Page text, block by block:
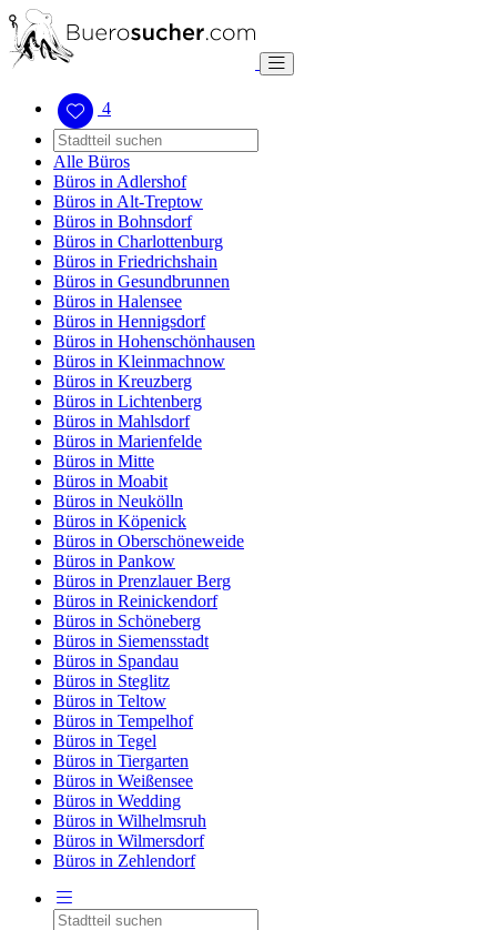
4
Alle Büros
Büros in Adlershof
Büros in Alt-Treptow
Büros in Bohnsdorf
Büros in Charlottenburg
Büros in Friedrichshain
Büros in Gesundbrunnen
Büros in Halensee
Büros in Hennigsdorf
Büros in Hohenschönhausen
Büros in Kleinmachnow
Büros in Kreuzberg
Büros in Lichtenberg
Büros in Mahlsdorf
Büros in Marienfelde
Büros in Mitte
Büros in Moabit
Büros in Neukölln
Büros in Köpenick
Büros in Oberschöneweide
Büros in Pankow
Büros in Prenzlauer Berg
Büros in Reinickendorf
Büros in Schöneberg
Büros in Siemensstadt
Büros in Spandau
Büros in Steglitz
Büros in Teltow
Büros in Tempelhof
Büros in Tegel
Büros in Tiergarten
Büros in Weißensee
Büros in Wedding
Büros in Wilhelmsruh
Büros in Wilmersdorf
Büros in Zehlendorf